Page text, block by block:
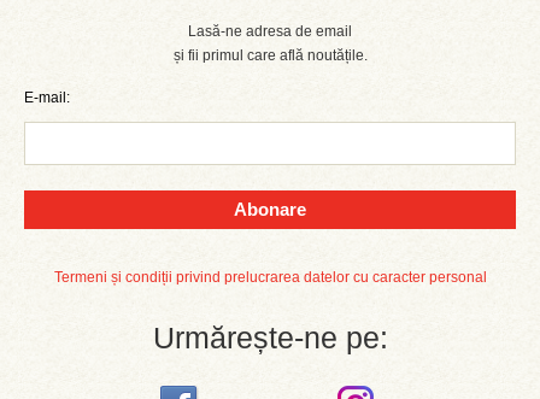
Lasă-ne adresa de email
și fii primul care află noutățile.
E-mail:
Abonare
Termeni și condiții privind prelucrarea datelor cu caracter personal
Urmărește-ne pe: